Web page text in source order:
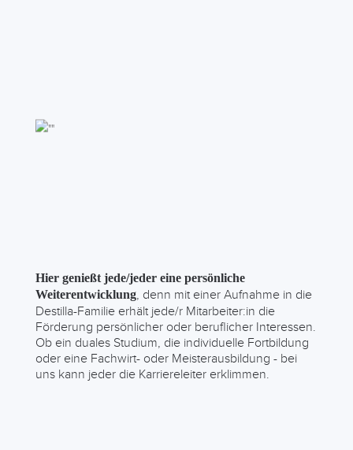
Hier genießt jede/jeder eine persönliche
Weiterentwicklung, denn mit einer Aufnahme in die
Destilla-Familie erhält jede/r Mitarbeiter:in die
Förderung persönlicher oder beruflicher Interessen.
Ob ein duales Studium, die individuelle Fortbildung
oder eine Fachwirt- oder Meisterausbildung - bei
uns kann jeder die Karriereleiter erklimmen.